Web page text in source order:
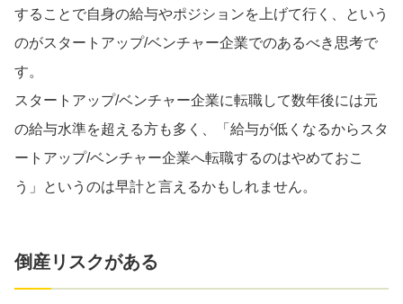
することで自身の給与やポジションを上げて行く、という
のがスタートアップ/ベンチャー企業でのあるべき思考で
す。
スタートアップ/ベンチャー企業に転職して数年後には元
の給与水準を超える方も多く、「給与が低くなるからスタ
ートアップ/ベンチャー企業へ転職するのはやめておこ
う」というのは早計と言えるかもしれません。
倒産リスクがある